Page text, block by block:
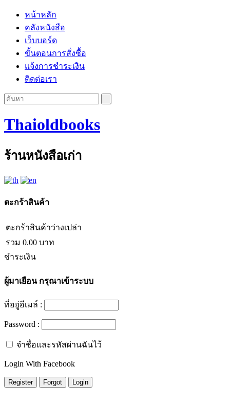
หน้าหลัก
คลังหนังสือ
เว็บบอร์ด
ขั้นตอนการสั่งซื้อ
แจ้งการชำระเงิน
ติดต่อเรา
Thaioldbooks
ร้านหนังสือเก่า
ตะกร้าสินค้า
ตะกร้าสินค้าว่างเปล่า
รวม 0.00 บาท
ชำระเงิน
ผู้มาเยือนกรุณาเข้าระบบ
ที่อยู่อีเมล์ :
Password :
จำชื่อและรหัสผ่านฉันไว้
Login With Facebook